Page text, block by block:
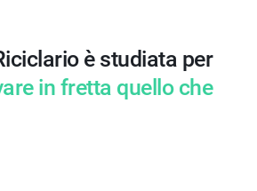
è studiata per
in fretta quello che